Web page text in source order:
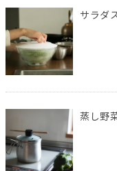
サラダ
蒸し野